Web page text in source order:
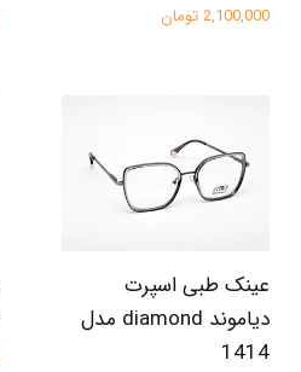
2,100,000 تومان
عینک طبی اسپرت
دیاموند diamond مدل
1414